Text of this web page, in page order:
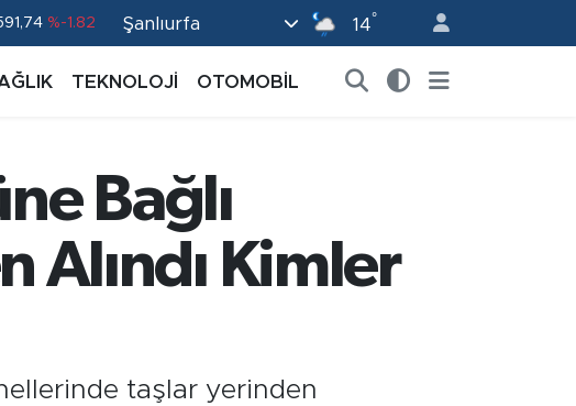
%0.02
%0.19
%0
Şanlıurfa 14°
TEKNOLOJİ OTOMOBİL
Bağlı
Alındı Kimler
taşlar yerinden